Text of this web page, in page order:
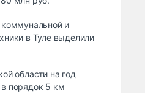
и
в Туле выделили
области на год
порядок 5 км